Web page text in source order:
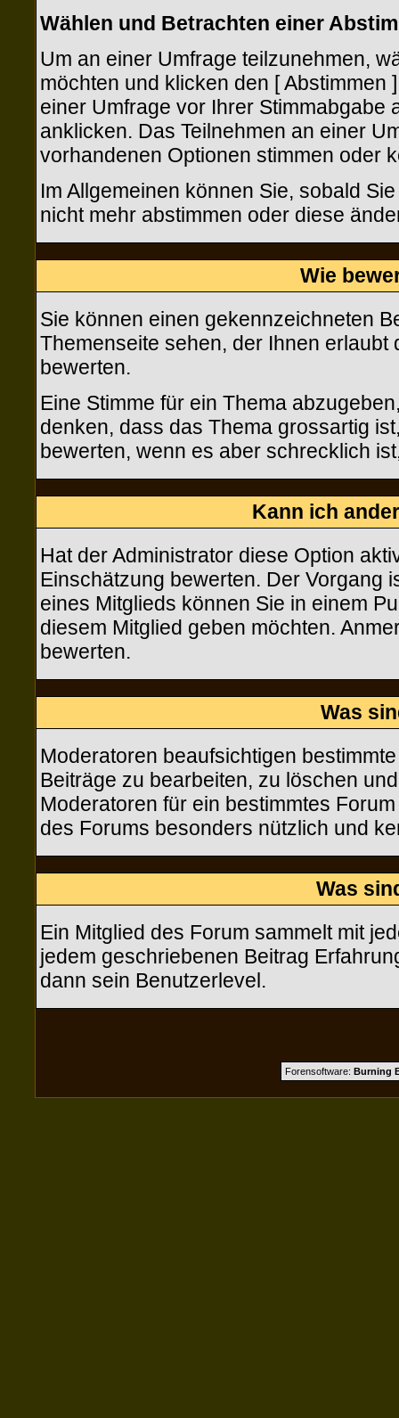
Wählen und Betrachten einer
Um an einer Umfrage teilzunehmen,
möchten und klicken den [
einer Umfrage vor Ihrer Stimmabgabe
anklicken. Das Teilnehmen an einer
vorhandenen Optionen stimmen oder
Im Allgemeinen können Sie, sobald
nicht mehr abstimmen oder diese
Wie
Sie können einen gekennzeichneten
Themenseite sehen, der Ihnen
bewerten.
Eine Stimme für ein Thema
denken, dass das Thema grossartig
bewerten, wenn es aber schrecklich
Kann ich
Hat der Administrator diese Option
Einschätzung bewerten. Der Vorgang
eines Mitglieds können Sie in einem
diesem Mitglied geben möchten.
bewerten.
Was
Moderatoren beaufsichtigen
Beiträge zu bearbeiten, zu löschen
Moderatoren für ein bestimmtes
des Forums besonders nützlich und
Was
Ein Mitglied des Forum sammelt mit
jedem geschriebenen Beitrag
dann sein Benutzerlevel.
Forensoftware: Burning